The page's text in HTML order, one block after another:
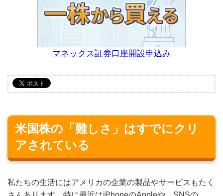
マネックス証券口座開設申込み
米国株の「難しさ」はすでにクリ
アされている
私たちの生活にはアメリカの企業の製品やサービスもたく